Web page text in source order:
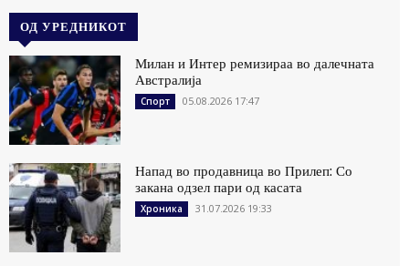
ОД УРЕДНИКОТ
Милан и Интер ремизираа во далечната
Австралија
Спорт 05.08.2026 17:47
Напад во продавница во Прилеп: Со
закана одзел пари од касата
Хроника 31.07.2026 19:33